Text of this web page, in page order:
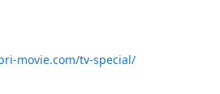
movie.com/tv-special/